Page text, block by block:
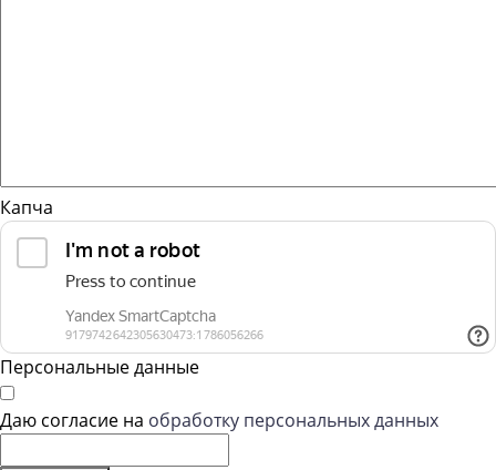
Капча
Персональные данные
Даю согласие на обработку персональных данных